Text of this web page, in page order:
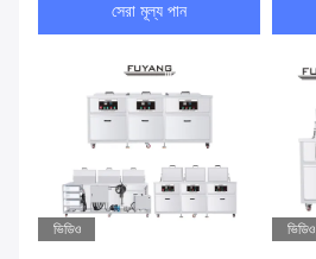
সেরা মূল্য পান
ভিডিও ভিডিও